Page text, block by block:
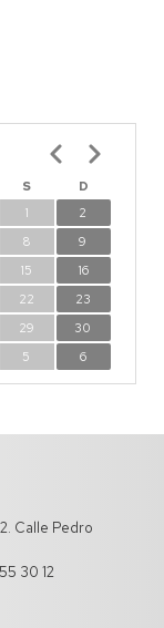
S
D
1
2
8
9
15
16
22
23
29
30
5 6
Paginación
Calle Pedro
30 12